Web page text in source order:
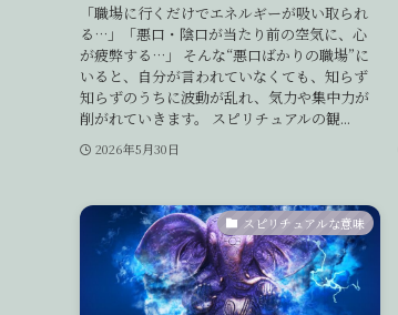
「職場に行くだけでエネルギーが吸い取られ
る…」「悪口・陰口が当たり前の空気に、心
が疲弊する…」 そんな“悪口ばかりの職場”に
いると、自分が言われていなくても、知らず
知らずのうちに波動が乱れ、気力や集中力が
削がれていきます。 スピリチュアルの観...
2026年5月30日
スピリチュアルな意味